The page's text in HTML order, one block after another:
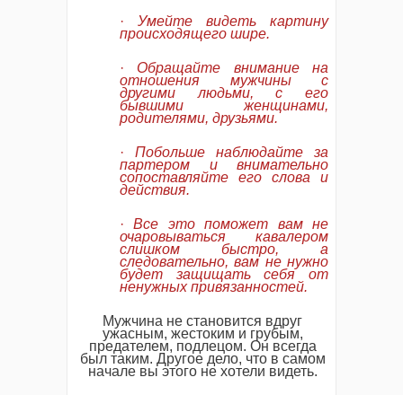
· Умейте видеть картину
происходящего шире.
· Обращайте внимание на
отношения мужчины с
другими людьми, с его
бывшими женщинами,
родителями, друзьями.
· Побольше наблюдайте за
партером и внимательно
сопоставляйте его слова и
действия.
·Все это поможет вам не
очаровываться кавалером
слишком быстро, а
следовательно, вам не нужно
будет защищать себя от
ненужных привязанностей.
Мужчина не становится вдруг
ужасным, жестоким и грубым,
предателем, подлецом. Он всегда
был таким. Другое дело, что в самом
начале вы этого не хотели видеть.